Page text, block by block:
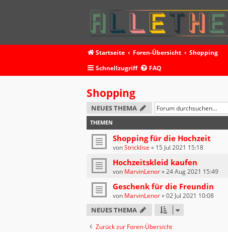
Startseite Foren-Übersicht
Shopping
Schnellzugriff
FAQ
Shopping
NEUES THEMA
THEMEN
Shopping für die Hochzeit
vonStricklise » 15 Jul 2021 15:18
Hochzeitskleid kaufen
von MarvinLenor»24 Aug 2021 15:49
Geschenk für die Freundin
von MarvinLenor»02 Jul 2021 10:08
NEUES THEMA
Zurück zur Foren-Übersicht